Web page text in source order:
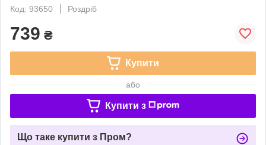
Код: 93650
Роздріб
739 ₴
Купити
або
Купити з
Що таке купити з Пром?